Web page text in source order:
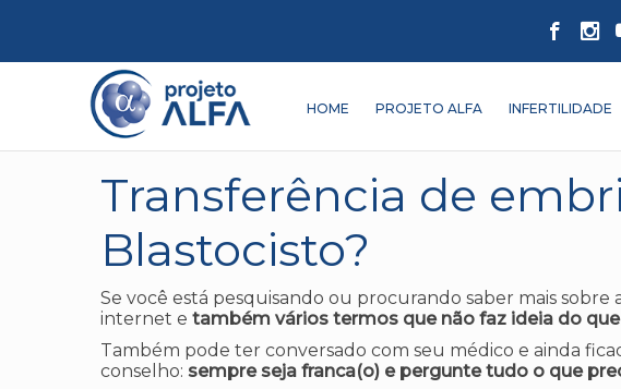
HOME PROJETO ALFA INFERTILIDADE
Transferência de
Blastocisto?
Se você está pesquisando ou procurando saber mais
internet e também vários termos que não faz ideia do
Também pode ter conversado com seu médico e ainda
conselho: sempre seja franca(o) e pergunte tudo o que